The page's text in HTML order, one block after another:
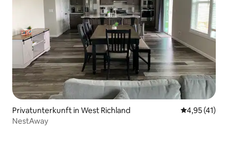
Privatunterkunft in West Richland
4,95 (41)
NestAway